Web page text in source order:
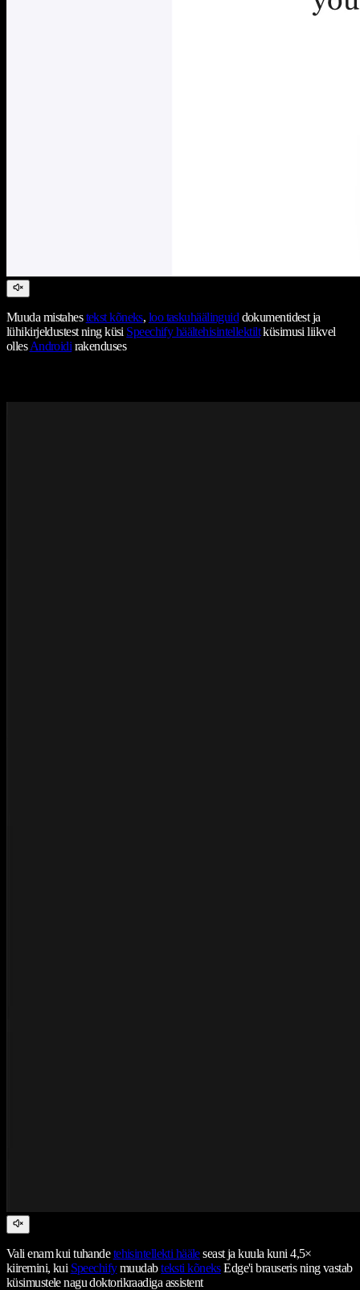
Muuda mistahestekst kõneks, loo taskuhäälinguiddokumentidest ja
lühikirjeldustest ning küsi Speechify häältehisintellektiltküsimusi liikvel
ollesAndroidirakenduses
Vali enam kui tuhandetehisintellekti hääleseast ja kuula kuni 4,5×
kiiremini, kui Speechifymuudabteksti kõneksEdge'i brauseris ning vastab
küsimustele nagu doktorikraadiga assistent